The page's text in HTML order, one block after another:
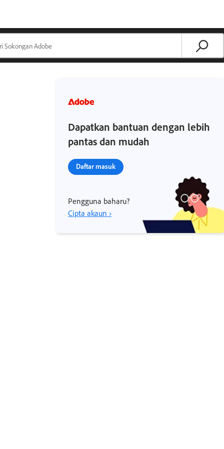
Dapatkan bantuan dengan lebih
pantas dan mudah
Daftar masuk
Pengguna baharu?
Cipta akaun ›